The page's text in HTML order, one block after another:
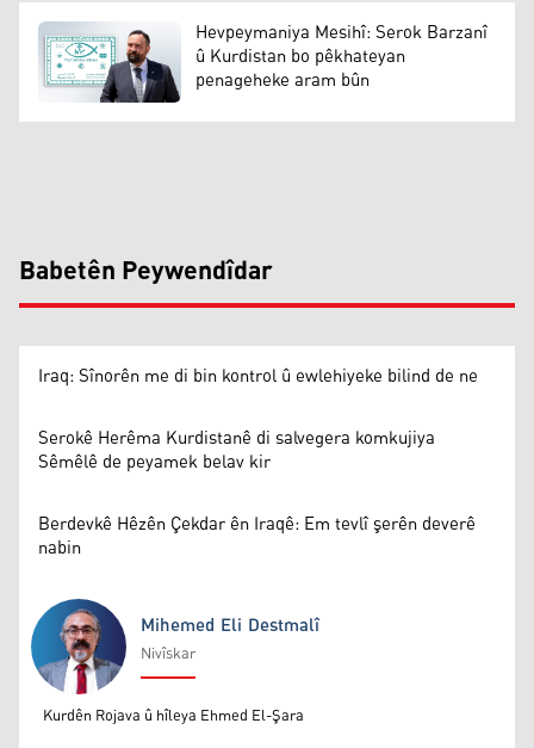
Hevpeymaniya Mesihî: Serok Barzanî
û Kurdistan bo pêkhateyan
penageheke aram bûn
Babetên Peywendîdar
Iraq: Sînorên me di bin kontrol û ewlehiyeke bilind de ne
Serokê Herêma Kurdistanê di salvegera komkujiya
Sêmêlê de peyamek belav kir
Berdevkê Hêzên Çekdar ên Iraqê: Em tevlî şerên deverê
nabin
Mihemed Eli Destmalî
Mihemed Eli Destmalî
Nivîskar
Kurdên Rojava û hîleya Ehmed El-Şara